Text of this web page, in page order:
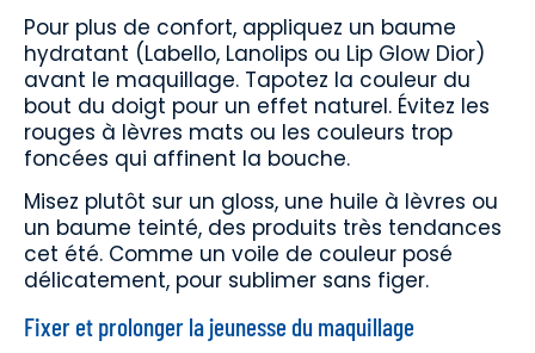
Pour plus de confort, appliquez un baume
hydratant (Labello, Lanolips ou Lip Glow Dior)
avant le maquillage. Tapotez la couleur du
bout du doigt pour un effet naturel. Évitez les
rouges à lèvres mats ou les couleurs trop
foncées qui affinent la bouche.
Misez plutôt sur un gloss, une huile à lèvres ou
un baume teinté, des produits très tendances
cet été. Comme un voile de couleur posé
délicatement, pour sublimer sans figer.
Fixer et prolonger la jeunesse du maquillage